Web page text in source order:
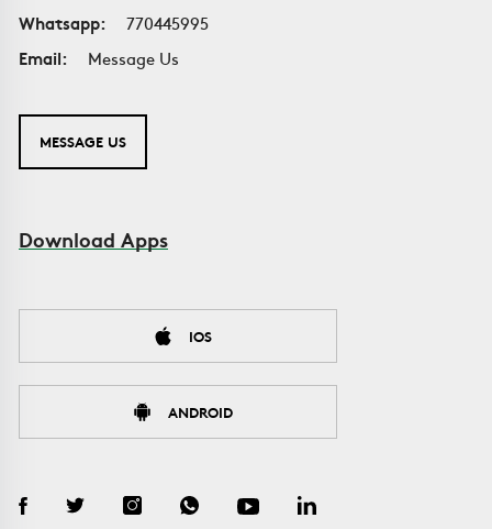
Whatsapp:
770445995
Email:
Message Us
MESSAGE US
Download Apps
IOS
ANDROID